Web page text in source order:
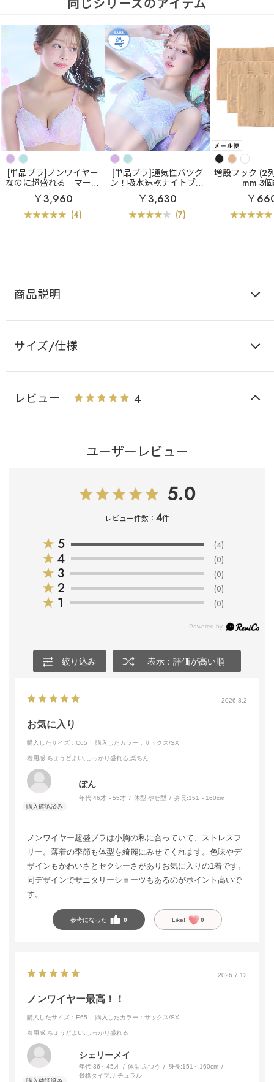
同じシリーズのアイテム
[単品ブラ]ノンワイヤー
なのに超盛れる
マーメ
イド アクアレース ノン
ワイヤー 超盛ブラ(R) 単
品ブラジャー
￥3,960
(4)
[単品ブラ]通気性バツグ
ン！吸水速乾ナイトブラ
エアリークール マーメ
イド アクアレース 夢ご
こち ナイトブラ 単品ブ
ラジャー
￥3,630
(7)
増設フック (2
mm 3
￥
商品説明
サイズ/仕様
レビュー 4
ユーザーレビュー
5.0
レビュー件数： 4件
★ 5 (4)
★ 4 (0)
★ 3 (0)
★ 2 (0)
★ 1 (0)
絞り込み 表示：評価が高い順
2026.8.2
お気に入り
購入したサイズ：C65 購入したカラー：サックス/SX
着用感:ちょうどよい,しっかり盛れる,楽ちん
ぽん
年代:46才～55才 体型:やせ型 身長:151～160cm
ノンワイヤー超盛ブラは小胸の私に合っていて、ストレスフ
リー。薄着の季節も体型を綺麗にみせてくれます。色味やデ
ザインもかわいさとセクシーさがありお気に入りの1着です。
同デザインでサニタリーショーツもあるのがポイント高いで
す。
参考になった 0 Like! 0
2026.7.12
ノンワイヤー最高！！
購入したサイズ：E65 購入したカラー：サックス/SX
着用感:ちょうどよい,しっかり盛れる
シェリーメイ
年代:36～45才 体型: ふつう 身長:151～160cm
骨格タイプ:ナチュラル